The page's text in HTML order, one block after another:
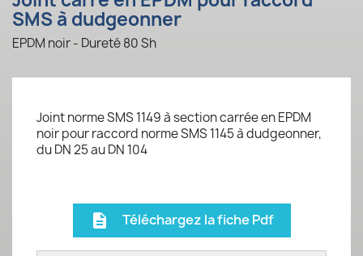
SMS à dudgeonner
EPDM noir - Dureté 80 Sh
Joint norme SMS 1149 à section carrée en EPDM
noir pour raccord norme SMS 1145 à dudgeonner,
du DN 25 au DN 104
description Téléchargez la fiche Pdf